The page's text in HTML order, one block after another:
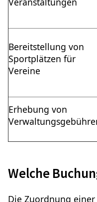
Bereitstellung von
Sportplätzen für
Vereine
Erhebung von
Welche
Die Zuordnung